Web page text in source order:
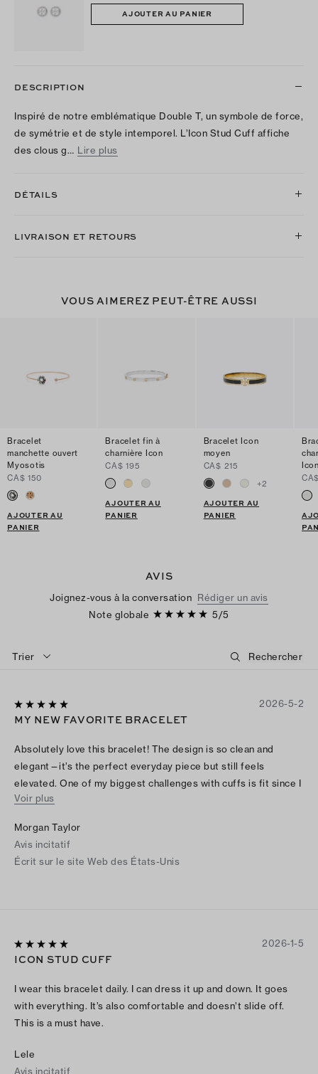
AJOUTER AU PANIER
DESCRIPTION
Inspiré de notre emblématique Double T, un symbole de force,
de symétrie et de style intemporel. L’Icon Stud Cuff affiche
des clous g… Lire plus
DÉTAILS
LIVRAISON ET RETOURS
VOUS AIMEREZ PEUT-ÊTRE AUSSI
Bracelet
manchette ouvert
Myosotis
CA$ 150
AJOUTER AU
PANIER
Bracelet fin à
charnière Icon
CA$ 195
AJOUTER AU
PANIER
Bracelet Icon
moyen
CA$ 215
+2
AJOUTER AU
PANIER
AVIS
Joignez-vous à la conversation Rédiger un avis
Note globale
5/5
Trier
2026-5-2
MY NEW FAVORITE BRACELET
Absolutely love this bracelet! The design is so clean and
elegant—it’s the perfect everyday piece but still feels
elevated. One of my biggest challenges with cuffs is fit since I
have smaller wrists, but this one is perfect. It sits comfortably
The quality feels amazing, and it pairs effortlessly with
everything I wear. I’ve already gotten so many compliments on
it. Highly recommend if you’re looking for something timeless
Voir plus
Morgan Taylor
Avis incitatif
Écrit sur le site Web des États-Unis
2026-1-5
ICON STUD CUFF
I wear this bracelet daily. I can dress it up and down. It goes
with everything. It’s also comfortable and doesn’t slide off.
This is a must have.
Lele
Avis incitatif